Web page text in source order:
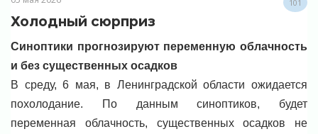
101
Холодный сюрприз
Синоптики прогнозируют переменную облачность
и без существенных осадков
В среду, 6 мая, в Ленинградской области ожидается
похолодание. По данным синоптиков, будет
переменная облачность, существенных осадков не